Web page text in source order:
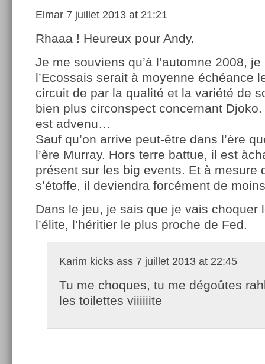
Elmar 7 juillet 2013 at 21:21
Rhaaa ! Heureux pour Andy.
Je me souviens qu’à l’automne 2008,
l’Ecossais serait à moyenne échéance
circuit de par la qualité et la variété de
bien plus circonspect concernant Djoko.
est advenu…
Sauf qu’on arrive peut-être dans l’ère
l’ère Murray. Hors terre battue, il est
présent sur les big events. Et à mesure
s’étoffe, il deviendra forcément de
Dans le jeu, je sais que je vais choquer
l’élite, l’héritier le plus proche de Fed.
Karim kicks ass 7 juillet 2013 at 22:45
Tu me choques, tu me dégoûtes
les toilettes viiiiiite